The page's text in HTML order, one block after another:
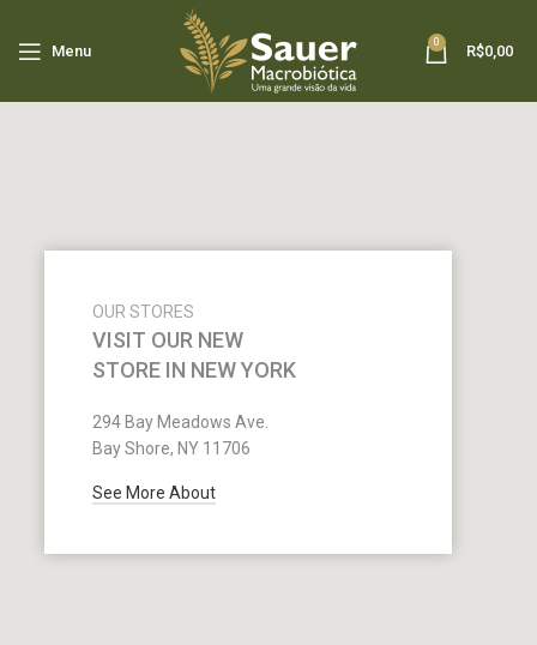
Menu
0
R$0,00
OUR STORES
VISIT OUR NEW
STORE IN NEW YORK
294 Bay Meadows Ave.
Bay Shore, NY 11706
See More About